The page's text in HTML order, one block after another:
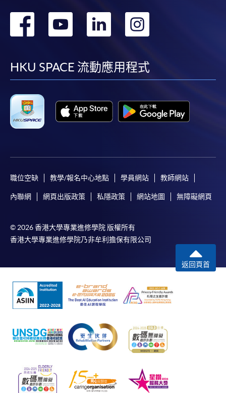
轉
facebook
轉
youtube
轉
linkedin
轉
HKU SPACE 流動應用程式
職位空缺 教學/報名中心地點 學員網站 教師網站
內聯網 網頁出版政策 私隱政策 網站地圖 無障礙網頁
© 2026 香港大學專業進修學院 版權所有
香港大學專業進修學院乃非牟利擔保有限公司
返回頁首